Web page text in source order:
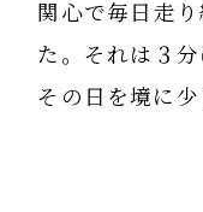
関心で毎日走
た。それは３
その日を境に